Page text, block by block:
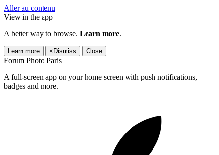
Aller au contenu
View in the app
A better way to browse. Learn more.
Learn more × Dismiss Close
Forum Photo Paris
A full-screen app on your home screen with push notifications,
badges and more.